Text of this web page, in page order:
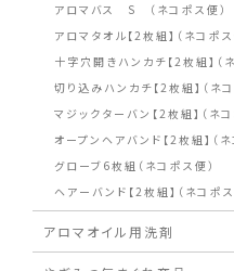
アロマバス S （ネコポス便）
アロマタオル【2枚組】（ネコポス
十字穴開きハンカチ【2枚組】（
切り込みハンカチ【2枚組】（ネ
マジックターバン【2枚組】（ネコ
オープンヘアバンド【2枚組】（ネ
グローブ6枚組（ネコポス便）
ヘアーバンド【2枚組】（ネコポス
アロマオイル用洗剤